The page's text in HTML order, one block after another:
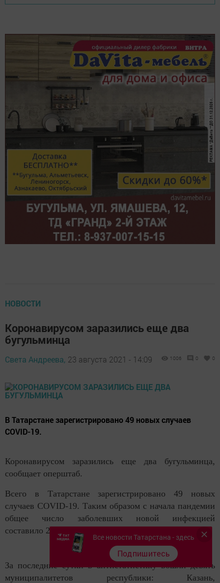
НОВОСТИ
Коронавирусом заразились еще два
бугульминца
Света Андреева, 23 августа 2021 - 14:09 1006 0 0
В Татарстане зарегистрировано 49 новых случаев
COVID-19.
Коронавирусом заразились еще два бугульминца,
сообщает оперштаб.
Всего в Татарстане зарегистрировано 49 новых
случаев COVID-19. Таким образом с начала пандемии
общее число заболевших новой инфекцией
составило 25 077 человек.
За последние сутки в антистатистику вошли девять
муниципалитетов республики: Казань,
Все новости Татарстана - здесь
Подпишитесь